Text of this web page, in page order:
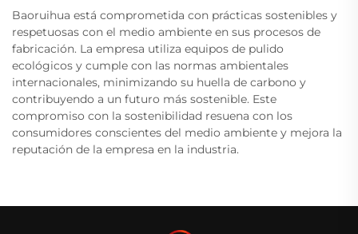
Baoruihua está comprometida con prácticas sostenibles y
respetuosas con el medio ambiente en sus procesos de
fabricación. La empresa utiliza equipos de pulido
ecológicos y cumple con las normas ambientales
internacionales, minimizando su huella de carbono y
contribuyendo a un futuro más sostenible. Este
compromiso con la sostenibilidad resuena con los
consumidores conscientes del medio ambiente y mejora la
reputación de la empresa en la industria.